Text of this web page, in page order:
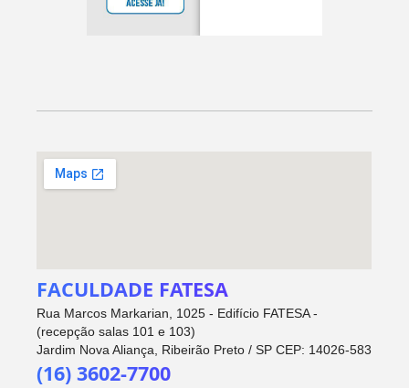
FACULDADE FATESA
Rua Marcos Markarian, 1025 - Edifício FATESA -
(recepção salas 101 e 103)
Jardim Nova Aliança, Ribeirão Preto / SP CEP: 14026-583
(16) 3602-7700